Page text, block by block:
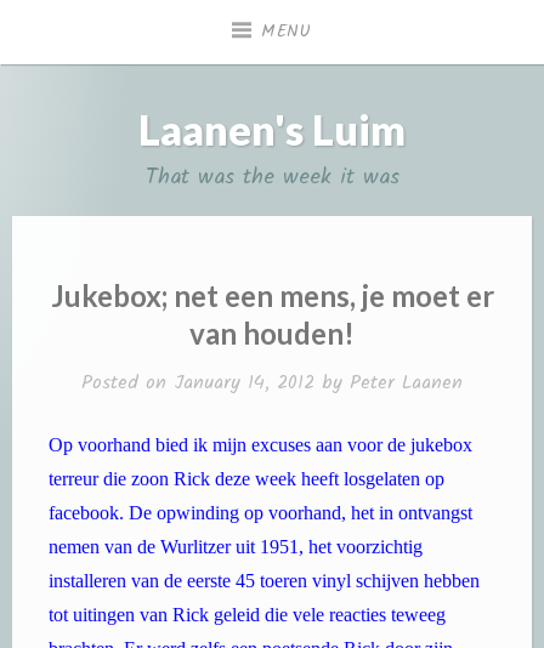
MENU
Laanen's Luim
That was the week it was
Jukebox; net een mens, je moet er
van houden!
Posted on January 14, 2012 by Peter Laanen
Op voorhand bied ik mijn excuses aan voor de jukebox
terreur die zoon Rick deze week heeft losgelaten op
facebook. De opwinding op voorhand, het in ontvangst
nemen van de Wurlitzer uit 1951, het voorzichtig
installeren van de eerste 45 toeren vinyl schijven hebben
tot uitingen van Rick geleid die vele reacties teweeg